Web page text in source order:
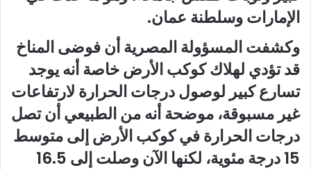
الإمارات وسلطنة عمان.
وكشفت المسؤولة المصرية أن فوضى المناخ
قد تؤدي لهلاك كوكب الأرض خاصة أنه يوجد
تسارع كبير لوصول درجات الحرارة لارتفاعات
غير مسبوقة، موضحة أنه من الطبيعي أن تصل
درجات الحرارة في كوكب الأرض إلى متوسط
15 درجة مئوية، لكنها الآن وصلت إلى 16.5